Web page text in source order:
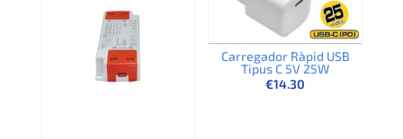
Carregador Ràpid USB
Tipus C 5V 25W
€14.30